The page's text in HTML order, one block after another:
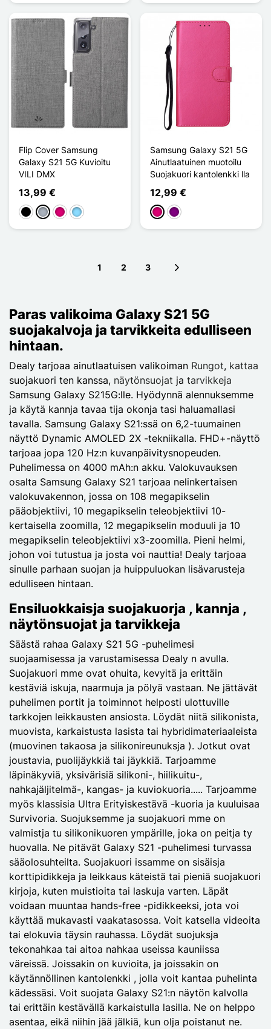
Flip Cover Samsung
Galaxy S21 5G Kuvioitu
VILI DMX
13,99 €
MustaHarmaaMagentaBleu Clair
Samsung Galaxy S21 5G
Ainutlaatuinen muotoilu
Suojakuori kantolenkki lla
12,99 €
Magenta
Violet
1 2 3
Paras valikoima Galaxy S21 5G
suojakalvoja ja tarvikkeita edulliseen
hintaan.
Dealy tarjoaa ainutlaatuisen valikoiman Rungot, kattaa
suojakuori ten kanssa, näytönsuojat ja tarvikkeja
Samsung Galaxy S215G:lle. Hyödynnä alennuksemme
ja käytä kannja tavaa tija okonja tasi haluamallasi
tavalla. Samsung Galaxy S21:ssä on 6,2-tuumainen
näyttö Dynamic AMOLED 2X -tekniikalla. FHD+-näyttö
tarjoaa jopa 120 Hz:n kuvanpäivitysnopeuden.
Puhelimessa on 4000 mAh:n akku. Valokuvauksen
osalta Samsung Galaxy S21 tarjoaa nelinkertaisen
valokuvakennon, jossa on 108 megapikselin
pääobjektiivi, 10 megapikselin teleobjektiivi 10-
kertaisella zoomilla, 12 megapikselin moduuli ja 10
megapikselin teleobjektiivi x3-zoomilla. Pieni helmi,
johon voi tutustua ja josta voi nauttia! Dealy tarjoaa
sinulle parhaan suojan ja huippuluokan lisävarusteja
edulliseen hintaan.
Ensiluokkaisja suojakuorja , kannja ,
näytönsuojat ja tarvikkeja
Säästä rahaa Galaxy S21 5G -puhelimesi
suojaamisessa ja varustamisessa Dealy n avulla.
Suojakuori mme ovat ohuita, kevyitä ja erittäin
kestäviä iskuja, naarmuja ja pölyä vastaan. Ne jättävät
puhelimen portit ja toiminnot helposti ulottuville
tarkkojen leikkausten ansiosta. Löydät niitä silikonista,
muovista, karkaistusta lasista tai hybridimateriaaleista
(muovinen takaosa ja silikonireunuksja ). Jotkut ovat
joustavia, puolijäykkiä tai jäykkiä. Tarjoamme
läpinäkyviä, yksivärisiä silikoni-, hiilikuitu-,
nahkajäljitelmä-, kangas- ja kuviokuoria..... Tarjoamme
myös klassisia Ultra Erityiskestävä -kuoria ja kuuluisaa
Survivoria. Suojuksemme ja suojakuori mme on
valmistja tu silikonikuoren ympärille, joka on peitja ty
huovalla. Ne pitävät Galaxy S21 -puhelimesi turvassa
sääolosuhteilta. Suojakuori issamme on sisäisja
korttipidikkeja ja leikkaus käteistä tai pieniä suojakuori
kirjoja, kuten muistioita tai laskuja varten. Läpät
voidaan muuntaa hands-free -pidikkeeksi, jota voi
käyttää mukavasti vaakatasossa. Voit katsella videoita
tai elokuvia täysin rauhassa. Löydät suojuksja
tekonahkaa tai aitoa nahkaa useissa kauniissa
väreissä. Joissakin on kuvioita, ja joissakin on
käytännöllinen kantolenkki , jolla voit kantaa puhelinta
kädessäsi. Voit suojata Galaxy S21:n näytön kalvolla
tai erittäin kestävällä karkaistulla lasilla. Ne on helppo
asentaa, eikä niihin jää jälkiä, kun olja poistanut ne.